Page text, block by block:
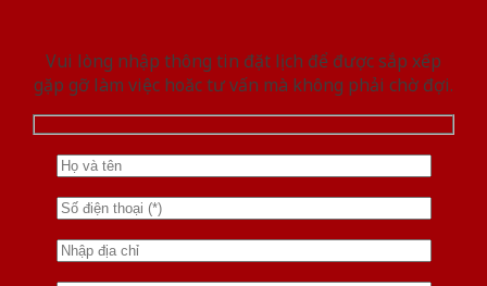
Vui lòng nhập thông tin đặt lịch để được sắp xếp
gặp gỡ làm việc hoăc tư vấn mà không phải chờ đợi.